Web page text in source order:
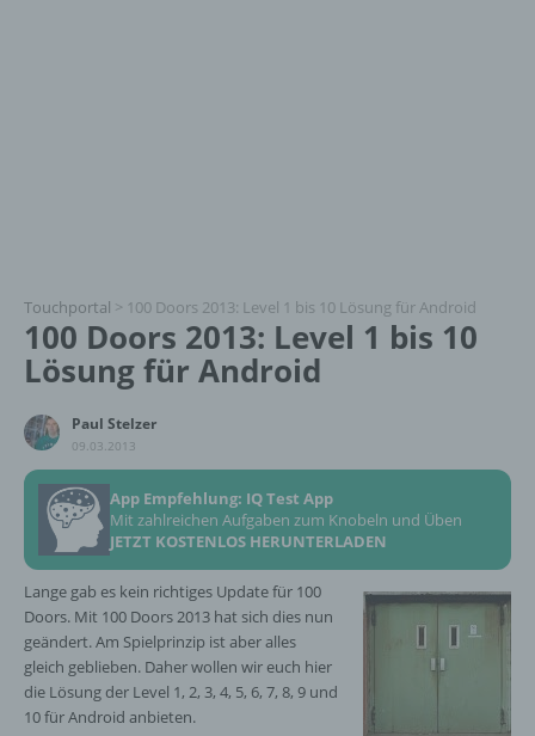
Touchportal > 100 Doors 2013: Level 1 bis 10 Lösung für Android
100 Doors 2013: Level 1 bis 10
Lösung für Android
Paul Stelzer
09.03.2013
App Empfehlung: IQ Test App
Mit zahlreichen Aufgaben zum Knobeln und Üben
JETZT KOSTENLOS HERUNTERLADEN
Lange gab es kein richtiges Update für 100
Doors. Mit 100 Doors 2013 hat sich dies nun
geändert. Am Spielprinzip ist aber alles
gleich geblieben. Daher wollen wir euch hier
die Lösung der Level 1, 2, 3, 4, 5, 6, 7, 8, 9 und
10 für Android anbieten.